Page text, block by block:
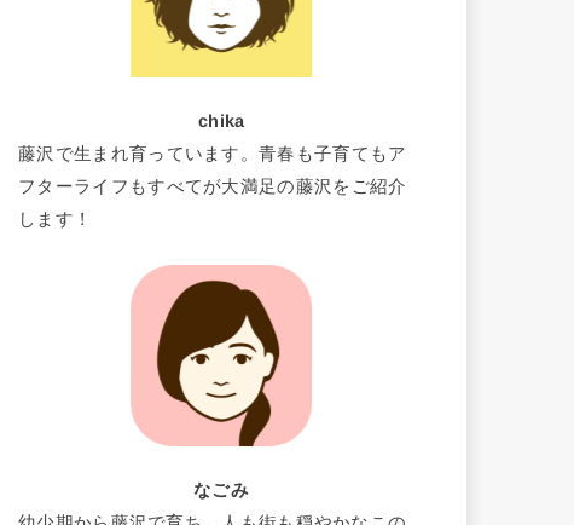
chika
藤沢で生まれ育っています。青春も子育てもア
フターライフもすべてが大満足の藤沢をご紹介
します！
なごみ